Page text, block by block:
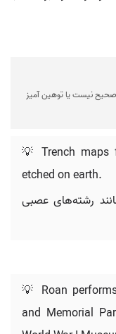
نیست یا توهین آمیز
💡 Trench maps
etched on earth.
رشته‌های عصبی
💡 Roan
and Memorial